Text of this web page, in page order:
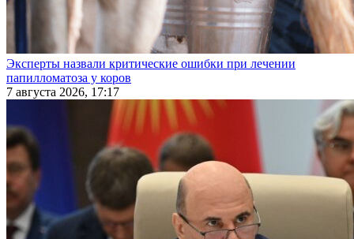
Эксперты назвали критические ошибки при лечении
папилломатоза у коров
7 августа 2026, 17:17